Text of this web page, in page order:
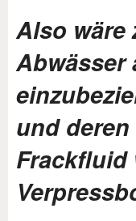
Also wäre
Abwässer
und
Frackfluid